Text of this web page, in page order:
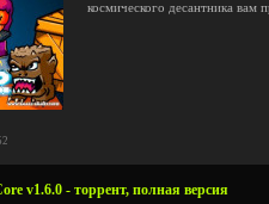
космического десантника вам
v1.6.0 - торрент, полная версия